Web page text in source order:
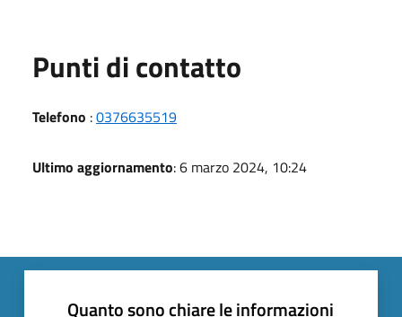
Punti di contatto
Telefono :0376635519
Ultimo aggiornamento: 6 marzo 2024, 10:24
Quanto sono chiare le informazioni